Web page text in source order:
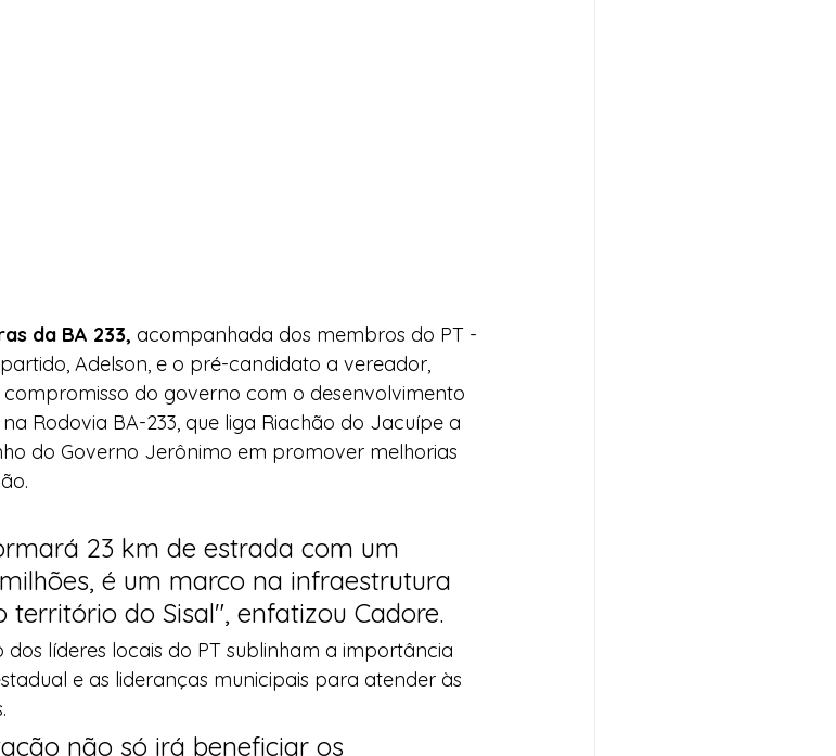
da BA 233, acompanhada dos membros do PT -
Adelson, e o pré-candidato a vereador,
do governo com o desenvolvimento
Rodovia BA-233, que liga Riachão do Jacuípe a
do Governo Jerônimo em promover melhorias
23 km de estrada com um
é um marco na infraestrutura
do Sisal", enfatizou Cadore.
líderes locais do PT sublinham a importância
e as lideranças municipais para atender às
não só irá beneficiar os